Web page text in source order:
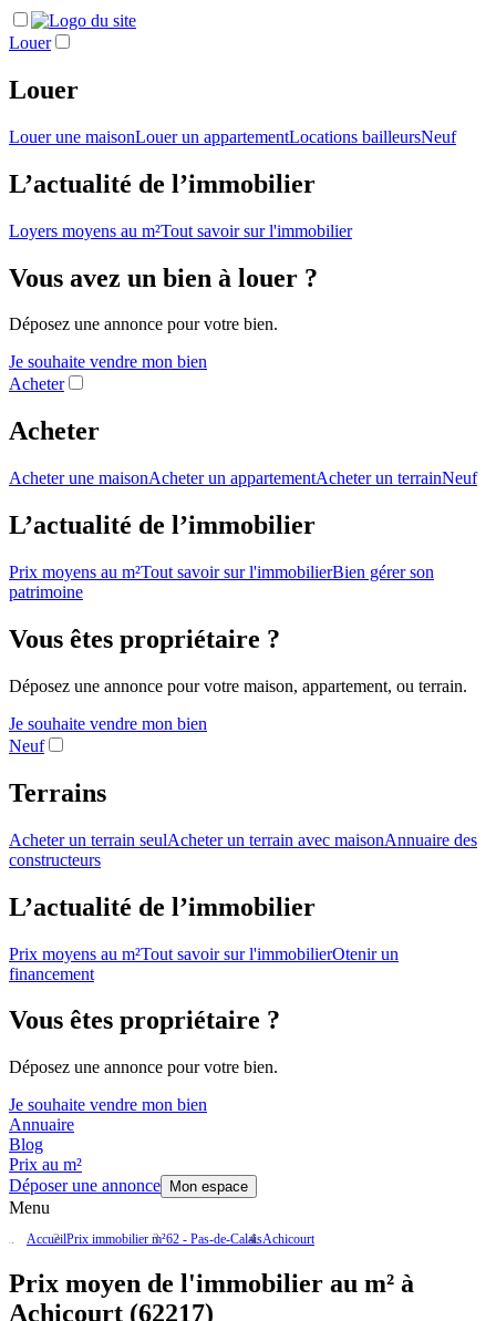
Louer
Louer
Louer une maisonLouer un appartementLocations bailleursNeuf
L’actualité de l’immobilier
Loyers moyens au m²Tout savoir sur l'immobilier
Vous avez un bien à louer ?
Déposez une annonce pour votre bien.
Je souhaite vendre mon bien
Acheter
Acheter
Acheter une maisonAcheter un appartementAcheter un terrainNeuf
L’actualité de l’immobilier
Prix moyens au m²Tout savoir sur l'immobilierBien gérer son
patrimoine
Vous êtes propriétaire ?
Déposez une annonce pour votre maison, appartement, ou terrain.
Je souhaite vendre mon bien
Neuf
Terrains
Acheter un terrain seulAcheter un terrain avec maisonAnnuaire des
constructeurs
L’actualité de l’immobilier
Prix moyens au m²Tout savoir sur l'immobilierOtenir un
financement
Vous êtes propriétaire ?
Déposez une annonce pour votre bien.
Je souhaite vendre mon bien
Annuaire
Blog
Prix au m²
Déposer une annonce
Mon espace
Menu
AccueilPrix immobilier m²62 - Pas-de-CalaisAchicourt
Prix moyen de l'immobilier au m² à
Achicourt (62217)